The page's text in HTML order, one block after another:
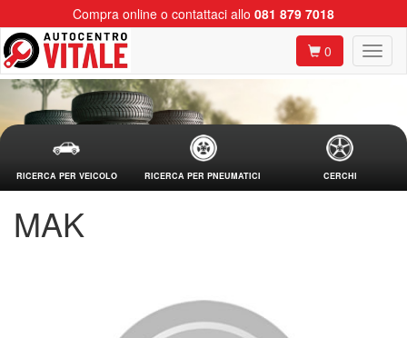
Compra online o contattaci allo 081 879 7018
0
RICERCA PER VEICOLO RICERCA PER PNEUMATICI CERCHI
MAK